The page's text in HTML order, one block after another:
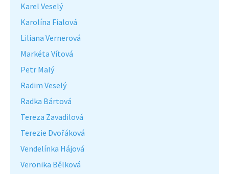
Karel Veselý
Karolína Fialová
Liliana Vernerová
Markéta Vítová
Petr Malý
Radim Veselý
Radka Bártová
Tereza Zavadilová
Terezie Dvořáková
Vendelínka Hájová
Veronika Bělková